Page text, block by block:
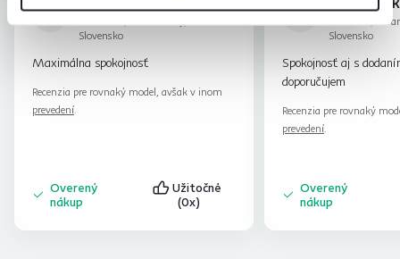
A
Slovensko
5
Maximálna spokojnosť
Recenzia pre rovnaký model, avšak v inom
prevedení.
Overený
nákup
Užitočné
(0x)
A
Alexandra
11.10.2023,
Slovensko
Spokojnosť aj s
doporučujem
Recenzia pre rovnaký
prevedení.
Overený
nákup